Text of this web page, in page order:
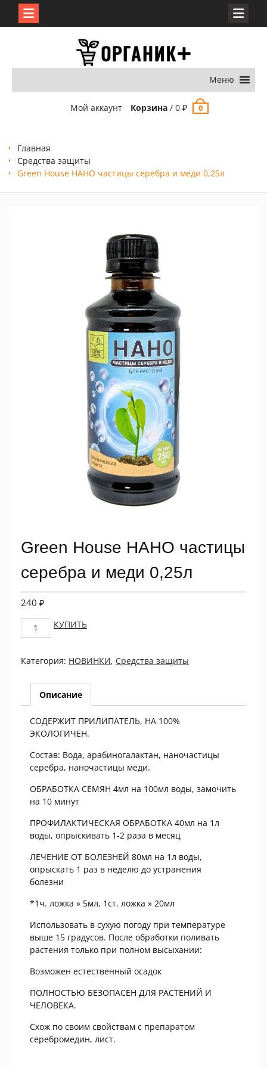
Меню
Мой аккаунт Корзина/ 0 ₽ 0
Главная
Средства защиты
Green House НАНО частицы серебра и меди 0,25л
Green House НАНО частицы
серебра и меди 0,25л
240 ₽
Green
House
частицы
меди
quantity
КУПИТЬ
Категория: НОВИНКИ, Средства защиты
Описание
СОДЕРЖИТ ПРИЛИПАТЕЛЬ, НА 100%
ЭКОЛОГИЧЕН.
Состав: Вода, арабиногалактан, наночастицы
серебра, наночастицы меди.
ОБРАБОТКА СЕМЯН 4мл на 100мл воды, замочить
на 10 минут
ПРОФИЛАКТИЧЕСКАЯ ОБРАБОТКА 40мл на 1л
воды, опрыскивать 1-2 раза в месяц
ЛЕЧЕНИЕ ОТ БОЛЕЗНЕЙ 80мл на 1л воды,
опрыскать 1 раз в неделю до устранения
болезни
*1ч. ложка » 5мл, 1ст. ложка » 20мл
Использовать в сухую погоду при температуре
выше 15 градусов. После обработки поливать
растения только при полном высыхании:
Возможен естественный осадок
ПОЛНОСТЬЮ БЕЗОПАСЕН ДЛЯ РАСТЕНИЙ И
ЧЕЛОВЕКА.
Схож по своим свойствам с препаратом
серебромедин, лист.